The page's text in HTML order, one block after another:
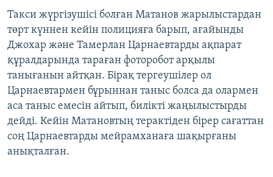
Такси жүргізушісі болған Матанов жарылыстардан
төрт күннен кейін полицияға барып, ағайынды
Джохар және Тамерлан Царнаевтарды ақпарат
құралдарында тараған фоторобот арқылы
танығанын айтқан. Бірақ тергеушілер ол
Царнаевтармен бұрыннан таныс болса да олармен
аса таныс емесін айтып, билікті жаңылыстырды
дейді. Кейін Матановтың терактіден бірер сағаттан
соң Царнаевтарды мейрамханаға шақырғаны
анықталған.